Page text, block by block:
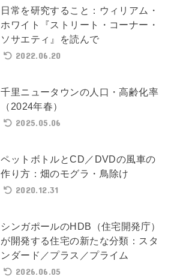
日常を研究すること：ウィリアム・
ホワイト『ストリート・コーナー・
ソサエティ』を読んで
2022.06.20
千里ニュータウンの人口・高齢化率
（2024年春）
2025.05.06
ペットボトルとCD／DVDの風車の
作り方：畑のモグラ・鳥除け
2020.12.31
シンガポールのHDB（住宅開発庁）
が開発する住宅の新たな分類：スタ
ンダード／プラス／プライム
2026.06.05